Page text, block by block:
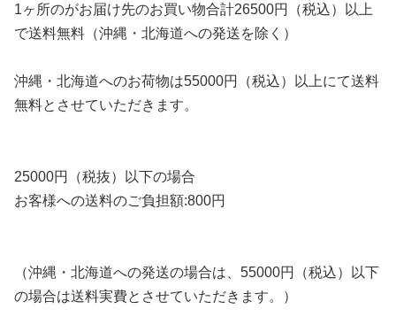
1ヶ所のがお届け先のお買い物合計26500円（税込）以上
で送料無料（沖縄・北海道への発送を除く）
沖縄・北海道へのお荷物は55000円（税込）以上にて送料
無料とさせていただきます。
25000円（税抜）以下の場合
お客様への送料のご負担額:800円
（沖縄・北海道への発送の場合は、55000円（税込）以下
の場合は送料実費とさせていただきます。）